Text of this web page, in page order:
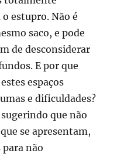
estupro. Não é
saco, e pode
de desconsiderar
E por que
espaços
e dificuldades?
que não
se apresentam,
não